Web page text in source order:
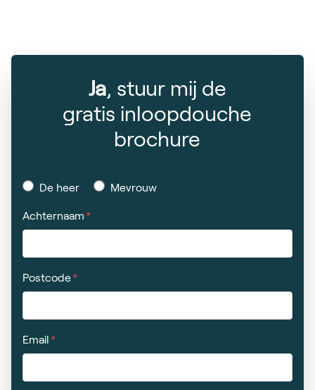
Ja, stuur mij de
gratis inloopdouche
brochure
De heer Mevrouw
Achternaam
Postcode
Email